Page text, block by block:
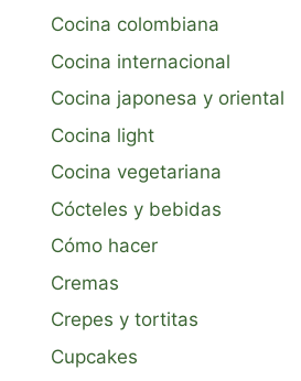
Cocina colombiana
Cocina internacional
Cocina japonesa y oriental
Cocina light
Cocina vegetariana
Cócteles y bebidas
Cómo hacer
Cremas
Crepes y tortitas
Cupcakes